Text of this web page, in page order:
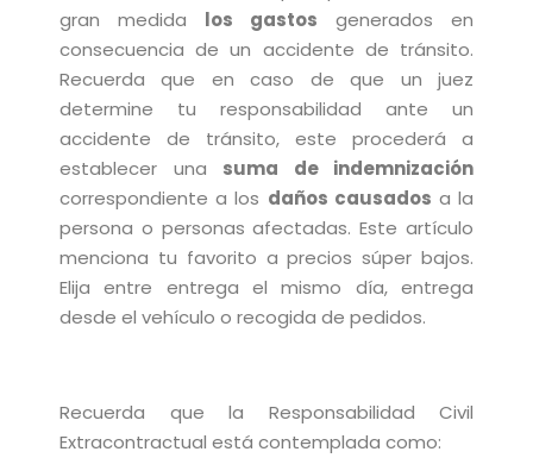
gran medida los gastos generados en
consecuencia de un accidente de tránsito.
Recuerda que en caso de que un juez
determine tu responsabilidad ante un
accidente de tránsito, este procederá a
establecer una suma de indemnización
correspondiente a los daños causados a la
persona o personas afectadas. Este artículo
menciona tu favorito a precios súper bajos.
Elija entre entrega el mismo día, entrega
desde el vehículo o recogida de pedidos.
Recuerda que la Responsabilidad Civil
Extracontractual está contemplada como: